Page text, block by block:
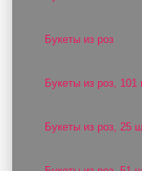
Букеты из роз
Букеты из роз, 101
Букеты из роз, 25